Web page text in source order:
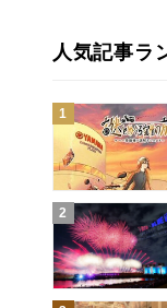
人気記事ラ